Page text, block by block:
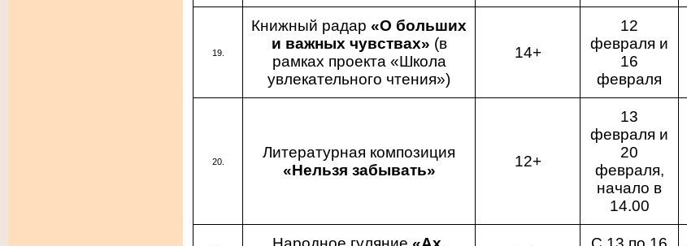
Книжный радар «О больших
и важных чувствах» (в
рамках проекта «Школа
увлекательного чтения»)
14+
12
февраля и
16
февраля
Литературная композиция
«Нельзя забывать»
12+
13
февраля и
20
февраля,
начало в
14.00